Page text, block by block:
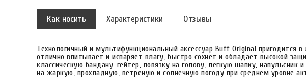
Как носить Характеристики Отзывы
Технологичный и мультифункциональный аксессуар Buff Original пригодится
отлично впитывает и испаряет влагу, быстро сохнет и обладает высокой
классическую бандану-гейтер, повязку на голову, легкую шапку,
на жаркую, прохладную, ветреную и солнечную погоду при среднем уровне